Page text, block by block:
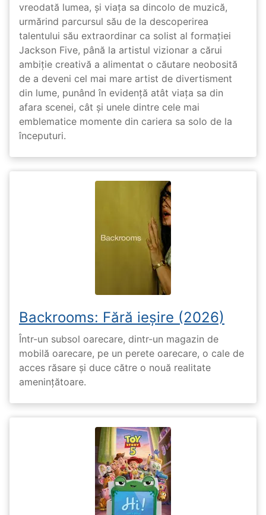
vreodată lumea, și viața sa dincolo de muzică,
urmărind parcursul său de la descoperirea
talentului său extraordinar ca solist al formației
Jackson Five, până la artistul vizionar a cărui
ambiție creativă a alimentat o căutare neobosită
de a deveni cel mai mare artist de divertisment
din lume, punând în evidență atât viața sa din
afara scenei, cât și unele dintre cele mai
emblematice momente din cariera sa solo de la
începuturi.
Backrooms: Fără ieșire (2026)
Într-un subsol oarecare, dintr-un magazin de
mobilă oarecare, pe un perete oarecare, o cale de
acces răsare și duce către o nouă realitate
amenințătoare.